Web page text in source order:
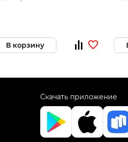
В корзину
Скачать приложение